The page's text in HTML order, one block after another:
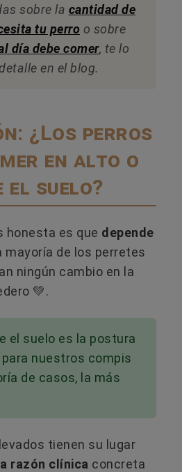
sobre la cantidad de
tu perro o sobre
día debe comer, te lo
en el blog.
¿Los perros
en alto o
el suelo?
honesta es que depende
mayoría de los perretes
ningún cambio en la
💚.
el suelo es la postura
nuestros compis
de casos, la más
tienen su lugar
razón clínica concreta